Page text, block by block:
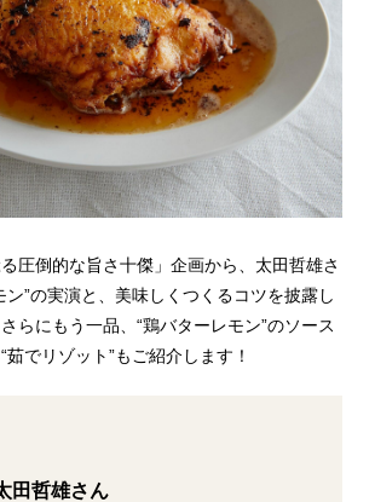
圧倒的な旨さ十傑」企画から、太田哲雄さ
ン”の実演と、美味しくつくるコツを披露し
らにもう一品、“鶏バターレモン”のソース
茹でリゾット”もご紹介します！
田哲雄さん